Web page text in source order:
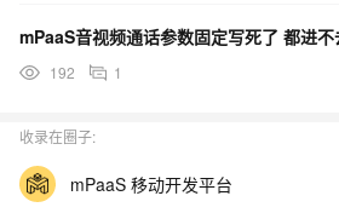
192 1
收录在圈子:
mPaaS 移动开发平台